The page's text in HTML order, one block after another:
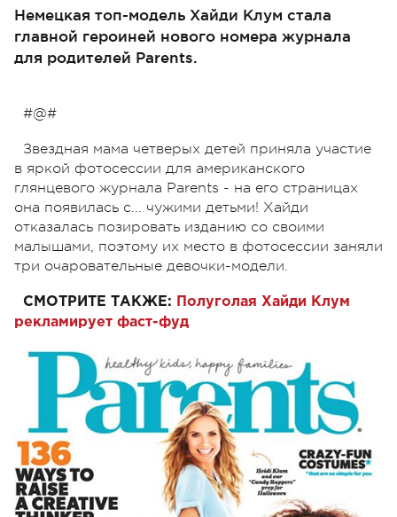
Немецкая топ-модель Хайди Клум стала
главной героиней нового номера журнала
для родителей Parents.
#@#
Звездная мама четверых детей приняла участие
в яркой фотосессии для американского
глянцевого журнала Parents - на его страницах
она появилась с... чужими детьми! Хайди
отказалась позировать изданию со своими
малышами, поэтому их место в фотосессии заняли
три очаровательные девочки-модели.
СМОТРИТЕ ТАКЖЕ:
Полуголая Хайди Клум
рекламирует фаст-фуд